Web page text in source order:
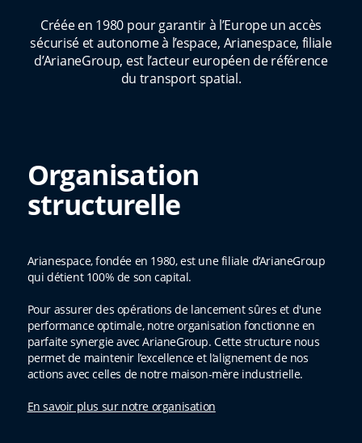
Créée en 1980 pour garantir à l’Europe un accès
sécurisé et autonome à l’espace, Arianespace, filiale
d’ArianeGroup, est l’acteur européen de référence
du transport spatial.
Organisation
structurelle
Arianespace, fondée en 1980, est une filiale d’ArianeGroup
qui détient 100% de son capital.
Pour assurer des opérations de lancement sûres et d'une
performance optimale, notre organisation fonctionne en
parfaite synergie avec ArianeGroup. Cette structure nous
permet de maintenir l’excellence et l’alignement de nos
actions avec celles de notre maison-mère industrielle.
En savoir plus sur notre organisation